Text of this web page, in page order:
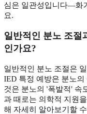
심은 일관성입니다—화
요.
일반적인 분노 조절
인가요?
일반적인 분노 조절은
IED 특정 예방은 분노의
것은 분노의 '폭발적' 속
과 때로는 의학적 지원
해 자세히 알아보기 할